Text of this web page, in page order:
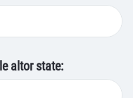
altor state: